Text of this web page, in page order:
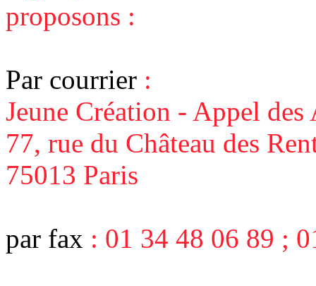
proposons :
Par courrier :
Jeune Création - Appel des
77, rue du Château des
75013 Paris
par fax : 01 34 48 06 89 ;